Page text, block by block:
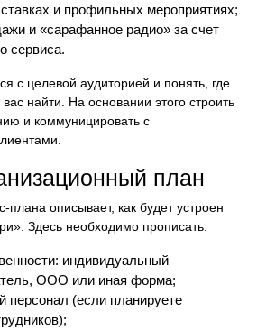
и профильных мероприятиях;
и «сарафанное радио» за счет
сервиса.
с целевой аудиторией и понять, где
найти. На основании этого строить
и коммуницировать с
план
плана описывает, как будет устроен
Здесь необходимо прописать:
индивидуальный
ООО или иная форма;
персонал (если планируете